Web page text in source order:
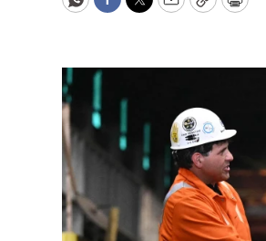
WhatsApp
Facebook
Twitter
EmailCopyPrint